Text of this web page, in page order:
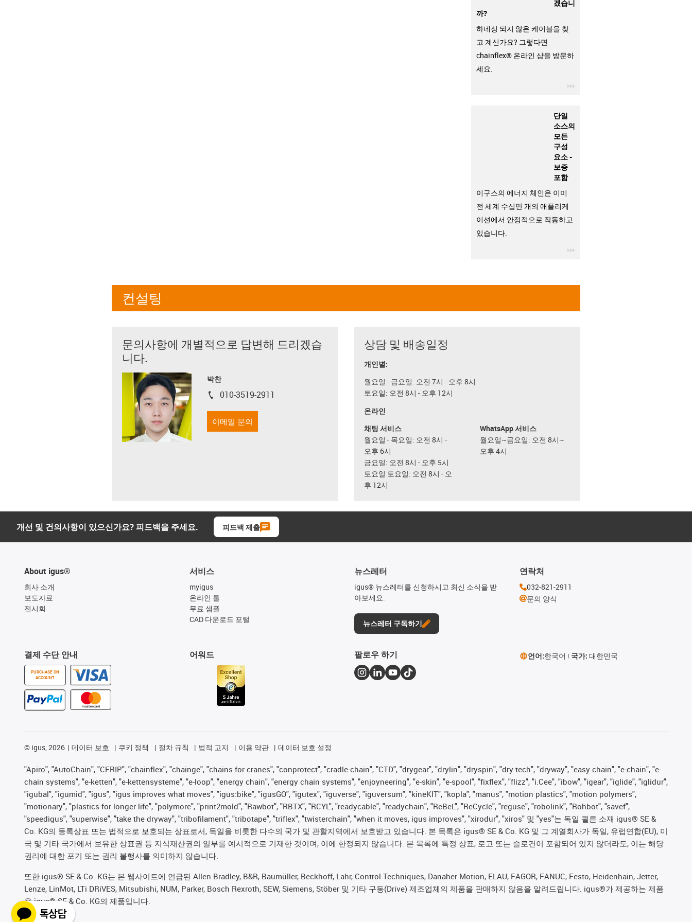
겠습니
까?
하네싱 되지 않은 케이블을 찾
고 계신가요? 그렇다면
chainflex® 온라인 샵을 방문하
세요.
단일
소스의
모든
구성
요소 -
보증
포함
이구스의 에너지 체인은 이미
전 세계 수십만 개의 애플리케
이션에서 안정적으로 작동하고
있습니다.
컨설팅
문의사항에 개별적으로 답변해 드리겠습
니다.
박찬
igus-icon-phone
010-3519-2911
이메일 문의
상담 및 배송일정
개인별:
월요일 - 금요일: 오전 7시 - 오후 8시
토요일: 오전 8시 - 오후 12시
온라인
채팅 서비스
월요일 - 목요일: 오전 8시 -
오후 6시
금요일: 오전 8시 - 오후 5시
토요일 토요일: 오전 8시 - 오
후 12시
WhatsApp 서비스
월요일~금요일: 오전 8시~
오후 4시
개선 및 건의사항이 있으신가요? 피드백을 주세요. 피드백 제출
About igus®
회사 소개
보도자료
전시회
결제 수단 안내
PURCHASE ON
ACCOUNT
서비스
myigus
온라인 툴
무료 샘플
CAD 다운로드 포털
어워드
뉴스레터
igus® 뉴스레터를 신청하시고 최신 소식을 받
아보세요.
뉴스레터 구독하기
연락처
032-821-2911
문의 양식
팔로우 하기 언어:한국어 국가: 대한민국
© igus, 2026 데이터 보호 쿠키 정책 절차 규칙 법적 고지 이용 약관 데이터 보호 설정
"Apiro", "AutoChain", "CFRIP", "chainflex", "chainge", "chains for cranes", "conprotect", "cradle-chain", "CTD", "drygear", "drylin", "dryspin", "dry-tech", "dryway", "easy chain", "e-chain", "e-
chain systems", "e-ketten", "e-kettensysteme", "e-loop", "energy chain", "energy chain systems", "enjoyneering", "e-skin", "e-spool", "fixflex", "flizz", "i.Cee", "ibow", "igear", "iglide", "iglidur",
"igubal", "igumid", "igus", "igus improves what moves", "igus:bike", "igusGO", "igutex", "iguverse", "iguversum", "kineKIT", "kopla", "manus", "motion plastics", "motion polymers",
"motionary", "plastics for longer life", "polymore", "print2mold", "Rawbot", "RBTX", "RCYL", "readycable", "readychain", "ReBeL", "ReCycle", "reguse", "robolink", "Rohbot", "savef",
"speedigus", "superwise", "take the dryway", "tribofilament", "tribotape", "triflex", "twisterchain", "when it moves, igus improves", "xirodur", "xiros" 및 "yes"는 독일 쾰른 소재 igus® SE &
Co. KG의 등록상표 또는 법적으로 보호되는 상표로서, 독일을 비롯한 다수의 국가 및 관할지역에서 보호받고 있습니다. 본 목록은 igus® SE & Co. KG 및 그 계열회사가 독일, 유럽연합(EU), 미
국 및 기타 국가에서 보유한 상표권 등 지식재산권의 일부를 예시적으로 기재한 것이며, 이에 한정되지 않습니다. 본 목록에 특정 상표, 로고 또는 슬로건이 포함되어 있지 않더라도, 이는 해당
권리에 대한 포기 또는 권리 불행사를 의미하지 않습니다.
또한 igus® SE & Co. KG는 본 웹사이트에 언급된 Allen Bradley, B&R, Baumüller, Beckhoff, Lahr, Control Techniques, Danaher Motion, ELAU, FAGOR, FANUC, Festo, Heidenhain, Jetter,
Lenze, LinMot, LTi DRiVES, Mitsubishi, NUM, Parker, Bosch Rexroth, SEW, Siemens, Stöber 및 기타 구동(Drive) 제조업체의 제품을 판매하지 않음을 알려드립니다. igus®가 제공하는 제품
은 igus® SE & Co. KG의 제품입니다.